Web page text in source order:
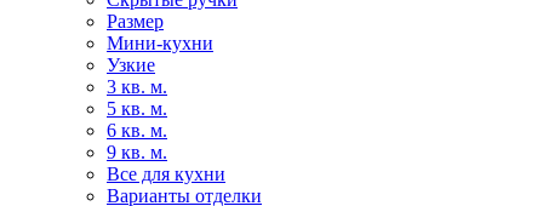
Размер
Мини-кухни
Узкие
3 кв. м.
5 кв. м.
6 кв. м.
9 кв. м.
Все для кухни
Варианты отделки